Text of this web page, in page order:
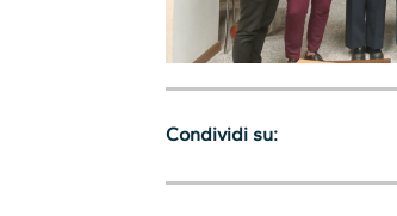
Condividi su: